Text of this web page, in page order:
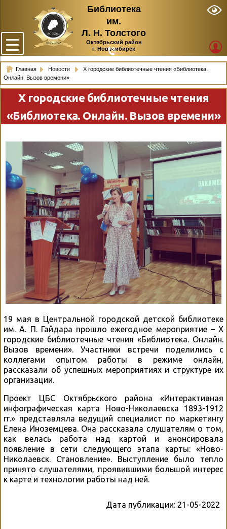
Библиотека
им.
Л. Н. Толстого
Октябрьский район
г. Новосибирск
Главная Новости
X городские библиотечные чтения «Библиотека.
Онлайн. Вызов времени»
X городские библиотечные чтения
«Библиотека. Онлайн. Вызов времени»
19 мая в Центральной городской детской библиотеке
им. А. П. Гайдара прошло ежегодное мероприятие – X
городские библиотечные чтения «Библиотека. Онлайн.
Вызов времени». Участники встречи поделились с
коллегами опытом работы в режиме онлайн,
рассказали об успешных мероприятиях и структуре их
организации.
Проект ЦБС Октябрьского района «Интерактивная
инфографическая карта Ново-Николаевска 1893-1912
гг.» представляла ведущий специалист по маркетингу
Елена Иноземцева. Она рассказала слушателям о том,
как велась работа над картой и анонсировала
появление в сети следующего этапа карты: «Ново-
Николаевск. Становление». Выступление было тепло
принято слушателями, проявившими большой интерес
к карте и технологии работы над ней.
Дата публикации: 21-05-2022